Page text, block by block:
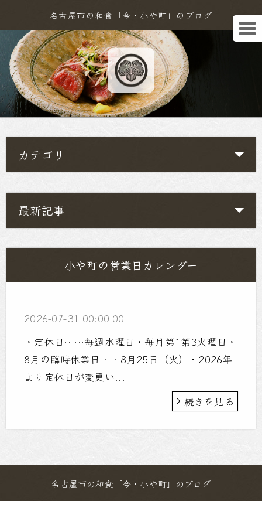
名古屋市の和食「今・小や町」のブログ
カテゴリ
最新記事
小や町の営業日カレンダー
2026-07-31 00:00:00
・定休日……毎週水曜日・毎月第1第3火曜日・
8月の臨時休業日……8月25日（火）・2026年
より定休日が変更い...
続きを見る
名古屋市の和食「今・小や町」のブログ